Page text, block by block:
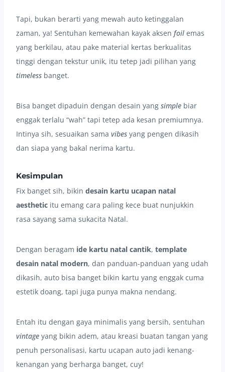
Tapi, bukan berarti yang mewah auto ketinggalan
zaman, ya! Sentuhan kemewahan kayak aksen foil emas
yang berkilau, atau pake material kertas berkualitas
tinggi dengan tekstur unik, itu tetep jadi pilihan yang
timeless banget.
Bisa banget dipaduin dengan desain yang simple biar
enggak terlalu “wah” tapi tetep ada kesan premiumnya.
Intinya sih, sesuaikan sama vibes yang pengen dikasih
dan siapa yang bakal nerima kartu.
Kesimpulan
Fix banget sih, bikin desain kartu ucapan natal
aesthetic itu emang cara paling kece buat nunjukkin
rasa sayang sama sukacita Natal.
Dengan beragam ide kartu natal cantik, template
desain natal modern, dan panduan-panduan yang udah
dikasih, auto bisa banget bikin kartu yang enggak cuma
estetik doang, tapi juga punya makna nendang.
Entah itu dengan gaya minimalis yang bersih, sentuhan
vintage yang bikin adem, atau kreasi buatan tangan yang
penuh personalisasi, kartu ucapan auto jadi kenang-
kenangan yang berharga banget, cuy!